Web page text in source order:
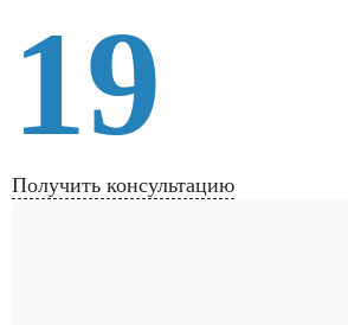
19
Получить консультацию